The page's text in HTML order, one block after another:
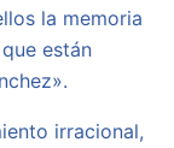
la memoria
están
irracional,